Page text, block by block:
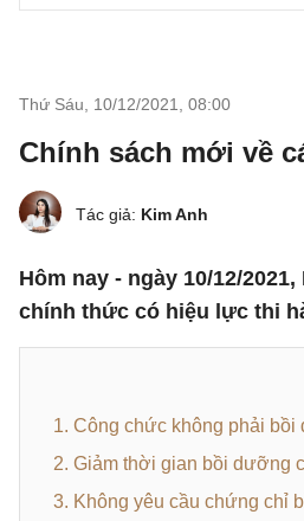
Thứ Sáu, 10/12/2021 08:00
Chính sách mới về
Tác giả: Kim Anh
Hôm nay - ngày 10/12/
chính thức có hiệu lực thi
1. Công chức không phải
2. Giảm thời gian bồi dưỡng
3. Không yêu cầu chứng chỉ